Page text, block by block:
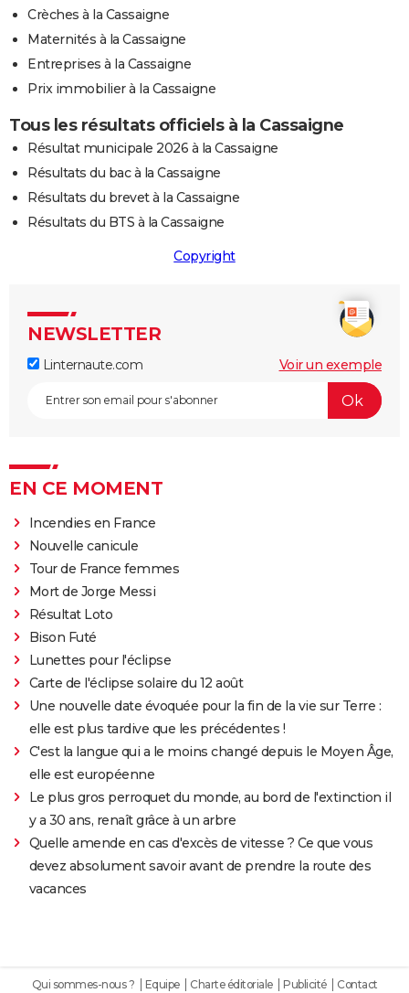
Crèches à la Cassaigne
Maternités à la Cassaigne
Entreprises à la Cassaigne
Prix immobilier à la Cassaigne
Tous les résultats officiels à la Cassaigne
Résultat municipale 2026 à la Cassaigne
Résultats du bac à la Cassaigne
Résultats du brevet à la Cassaigne
Résultats du BTS à la Cassaigne
Copyright
NEWSLETTER
Linternaute.com Voir un exemple
EN CE MOMENT
Incendies en France
Nouvelle canicule
Tour de France femmes
Mort de Jorge Messi
Résultat Loto
Bison Futé
Lunettes pour l'éclipse
Carte de l'éclipse solaire du 12 août
Une nouvelle date évoquée pour la fin de la vie sur Terre :
elle est plus tardive que les précédentes !
C'est la langue qui a le moins changé depuis le Moyen Âge,
elle est européenne
Le plus gros perroquet du monde, au bord de l'extinction il
y a 30 ans, renaît grâce à un arbre
Quelle amende en cas d'excès de vitesse ? Ce que vous
devez absolument savoir avant de prendre la route des
vacances
Qui sommes-nous ? Equipe Charte éditoriale Publicité Contact